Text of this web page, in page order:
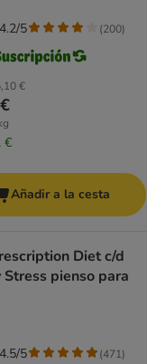
€
€
5 (200)
Añadir a la cesta
Diet c/d
Stress pienso para
5 (471)